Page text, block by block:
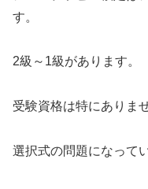
す。
2級～1級があります。
受験資格は特にありま
選択式の問題になって